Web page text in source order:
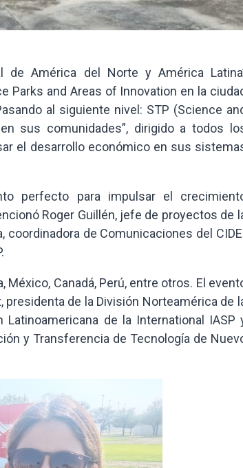
de América del Norte y América
Parks and Areas of Innovation en la
al siguiente nivel: STP (Science
sus comunidades”, dirigido a todos
el desarrollo económico en sus
perfecto para impulsar el
Roger Guillén, jefe de proyectos de
coordinadora de Comunicaciones del
Canadá, Perú, entre otros. El
presidenta de la División Norteamérica de
Latinoamericana de la International IASP
y Transferencia de Tecnología de